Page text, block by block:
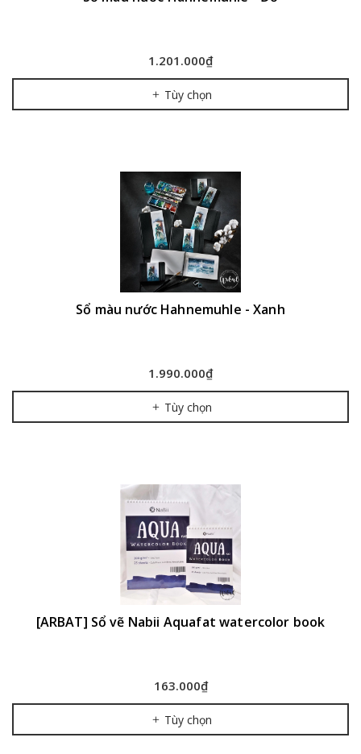
1.201.000₫
Tùy chọn
Sổ màu nước Hahnemuhle - Xanh
1.990.000₫
Tùy chọn
[ARBAT] Sổ vẽ Nabii Aquafat watercolor book
163.000₫
Tùy chọn